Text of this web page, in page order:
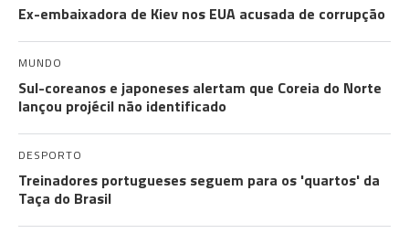
Ex-embaixadora de Kiev nos EUA acusada de corrupção
MUNDO
Sul-coreanos e japoneses alertam que Coreia do Norte
lançou projécil não identificado
DESPORTO
Treinadores portugueses seguem para os 'quartos' da
Taça do Brasil